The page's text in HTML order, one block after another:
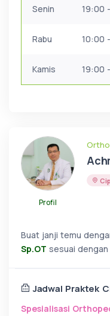
Senin 19:00
Rabu 10:00
Kamis 19:00
Profil
Buat janji temu
Sp.OT sesuai
Jadwal Praktek
Spesialisasi